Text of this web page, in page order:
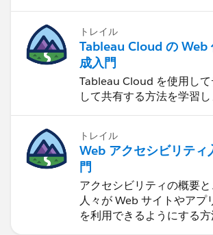
トレイル
Tableau Cloud の Web
成入門
Tableau Cloud を使用し
して共有する方法を学習し
トレイル
Web アクセシビリティ
門
アクセシビリティの概要
人々が Web サイトやアプ
を利用できるようにする